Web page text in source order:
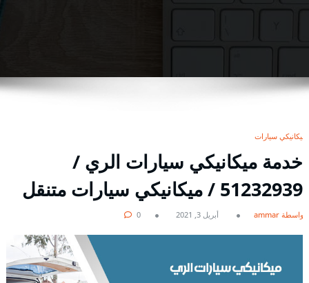
ميكانيكي سيارات
خدمة ميكانيكي سيارات الري /
51232939‬ / ميكانيكي سيارات متنقل
بواسطة ammar أبريل 3, 2021 0